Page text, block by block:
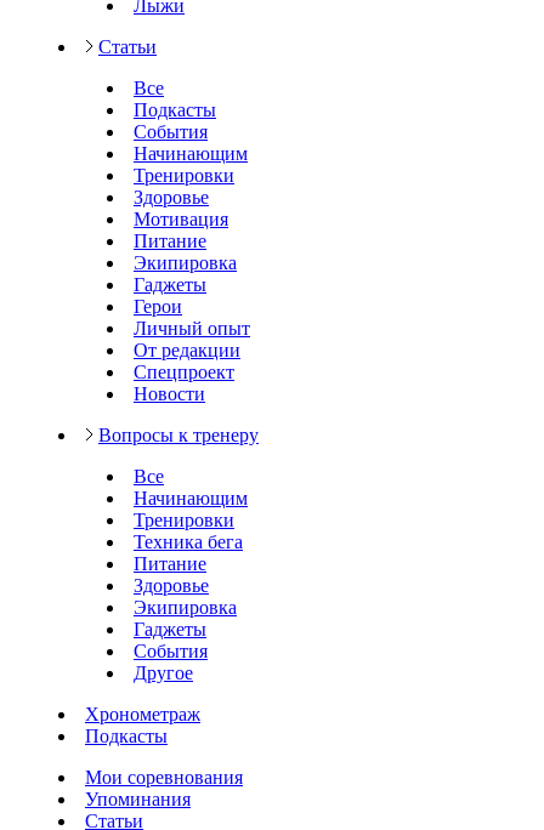
Лыжи
Статьи
Все
Подкасты
События
Начинающим
Тренировки
Здоровье
Мотивация
Питание
Экипировка
Гаджеты
Герои
Личный опыт
От редакции
Спецпроект
Новости
Вопросы к тренеру
Все
Начинающим
Тренировки
Техника бега
Питание
Здоровье
Экипировка
Гаджеты
События
Другое
Хронометраж
Подкасты
Мои соревнования
Упоминания
Статьи